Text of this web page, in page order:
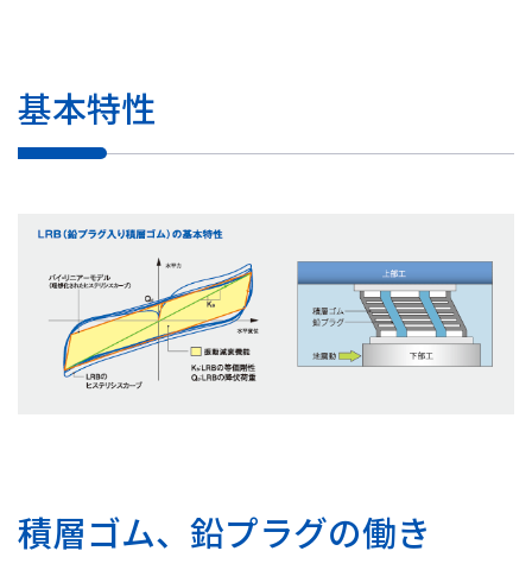
基本特性
積層ゴム、鉛プラグの働き